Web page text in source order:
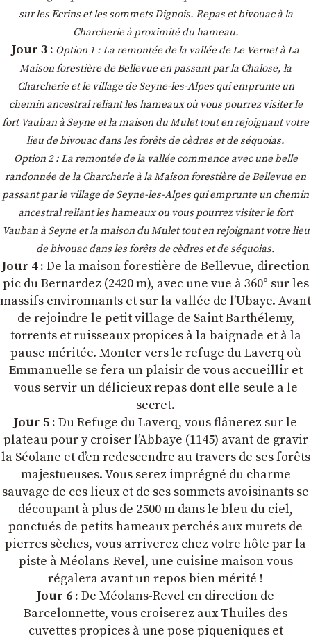
sur les Ecrins et les sommets Dignois. Repas et bivouac à la
Charcherie à proximité du hameau.
Jour 3 : Option 1 : La remontée de la vallée de Le Vernet à La
Maison forestière de Bellevue en passant par la Chalose, la
Charcherie et le village de Seyne-les-Alpes qui emprunte un
chemin ancestral reliant les hameaux où vous pourrez visiter le
fort Vauban à Seyne et la maison du Mulet tout en rejoignant votre
lieu de bivouac dans les forêts de cèdres et de séquoias.
Option 2 : La remontée de la vallée commence avec une belle
randonnée de la Charcherie à la Maison forestière de Bellevue en
passant par le village de Seyne-les-Alpes qui emprunte un chemin
ancestral reliant les hameaux ou vous pourrez visiter le fort
Vauban à Seyne et la maison du Mulet tout en rejoignant votre lieu
de bivouac dans les forêts de cèdres et de séquoias.
Jour 4 : De la maison forestière de Bellevue, direction
pic du Bernardez (2420 m), avec une vue à 360° sur les
massifs environnants et sur la vallée de l’Ubaye. Avant
de rejoindre le petit village de Saint Barthélemy,
torrents et ruisseaux propices à la baignade et à la
pause méritée. Monter vers le refuge du Laverq où
Emmanuelle se fera un plaisir de vous accueillir et
vous servir un délicieux repas dont elle seule a le
secret.
Jour 5 : Du Refuge du Laverq, vous flânerez sur le
plateau pour y croiser l’Abbaye (1145) avant de gravir
la Séolane et d’en redescendre au travers de ses forêts
majestueuses. Vous serez imprégné du charme
sauvage de ces lieux et de ses sommets avoisinants se
découpant à plus de 2500 m dans le bleu du ciel,
ponctués de petits hameaux perchés aux murets de
pierres sèches, vous arriverez chez votre hôte par la
piste à Méolans-Revel, une cuisine maison vous
régalera avant un repos bien mérité !
Jour 6 : De Méolans-Revel en direction de
Barcelonnette, vous croiserez aux Thuiles des
cuvettes propices à une pose piqueniques et